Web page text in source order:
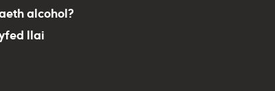
alcohol?
llai